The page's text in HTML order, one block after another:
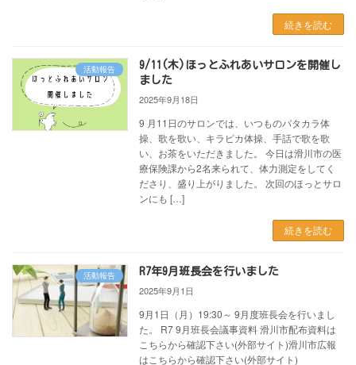
続きを読む
活動報告
9/11(木)ほっとふれあいサロンを開催し
ました
2025年9月18日
9 月11日のサロンでは、いつものパタカラ体
操、歌を歌い、キラピカ体操、手話で歌を歌
い、お茶をいただきました。 今日は滑川市の医
療保険課から2名来られて、体力測定をしてく
ださり、盛り上がりました。 次回のほっとサロ
ンにも […]
続きを読む
活動報告 R7年9月班長会を行いました
2025年9月1日
9月1日（月）19:30～ 9月度班長会を行いまし
た。 R7 9月班長会議事資料 滑川市配布資料は
こちらから確認下さい(外部サイト)滑川市広報
はこちらから確認下さい(外部サイト)